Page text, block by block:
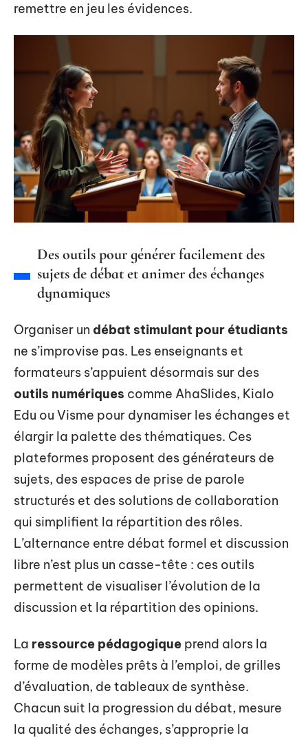
remettre en jeu les évidences.
Des outils pour générer facilement des
sujets de débat et animer des échanges
dynamiques
Organiser un débat stimulant pour étudiants
ne s’improvise pas. Les enseignants et
formateurs s’appuient désormais sur des
outils numériques comme AhaSlides, Kialo
Edu ou Visme pour dynamiser les échanges et
élargir la palette des thématiques. Ces
plateformes proposent des générateurs de
sujets, des espaces de prise de parole
structurés et des solutions de collaboration
qui simplifient la répartition des rôles.
L’alternance entre débat formel et discussion
libre n’est plus un casse-tête : ces outils
permettent de visualiser l’évolution de la
discussion et la répartition des opinions.
La ressource pédagogique prend alors la
forme de modèles prêts à l’emploi, de grilles
d’évaluation, de tableaux de synthèse.
Chacun suit la progression du débat, mesure
la qualité des échanges, s’approprie la